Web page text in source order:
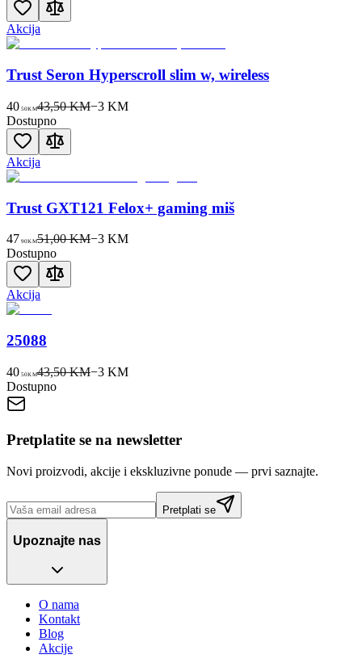
Akcija
Trust Seron Hyperscroll slim w, wireless
40 50KM43,50 KM−3KM
Dostupno
Akcija
Trust GXT121 Felox+ gaming miš
47 90KM51,00 KM−3KM
Dostupno
Akcija
25088
40 50KM43,50 KM−3KM
Dostupno
Pretplatite se na newsletter
Novi proizvodi, akcije i ekskluzivne ponude — prvi saznajte.
Pretplati se
Upoznajte nas
O nama
Kontakt
Blog
Akcije